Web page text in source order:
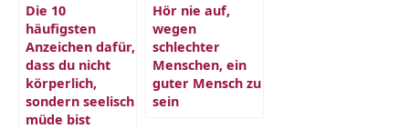
Die 10
häufigsten
Anzeichen dafür,
dass du nicht
körperlich,
sondern seelisch
müde bist
Hör nie auf,
wegen
schlechter
Menschen, ein
guter Mensch zu
sein